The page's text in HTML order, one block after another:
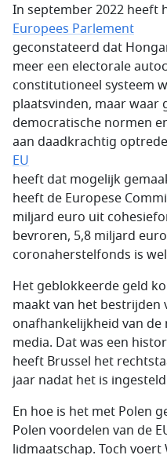
In september 2022 heeft
Europees Parlement
geconstateerd dat
meer een electorale
constitutioneel systeem
plaatsvinden, maar waar
democratische normen
aan daadkrachtig
EU
heeft dat mogelijk
heeft de Europese
miljard euro uit
bevroren, 5,8 miljard
coronaherstelfonds is
Het geblokkeerde geld
maakt van het bestrijden
onafhankelijkheid van
media. Dat was een
heeft Brussel het
jaar nadat het is
En hoe is het met Polen
Polen voordelen van de
lidmaatschap. Toch voert